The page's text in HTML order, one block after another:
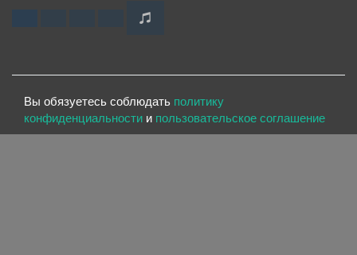
Вы обязуетесь соблюдать политику
конфиденциальности и пользовательское соглашение